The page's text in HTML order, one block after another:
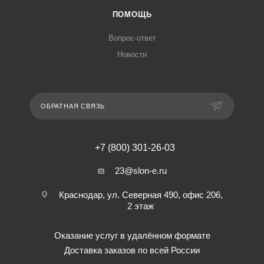
ПОМОЩЬ
Вопрос-ответ
Новости
ОБРАТНАЯ СВЯЗЬ
+7 (800) 301-26-03
23@slon-e.ru
Краснодар, ул. Северная 490, офис 206,
2 этаж
Оказание услуг в удалённом формате
Доставка заказов по всей России